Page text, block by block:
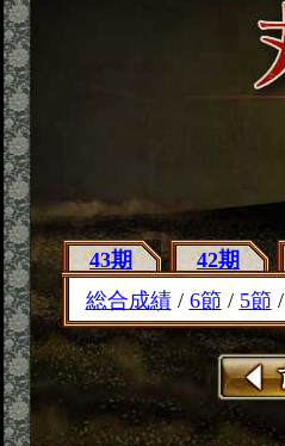
43期 42期
総合成績/ 6節 / 5節 /